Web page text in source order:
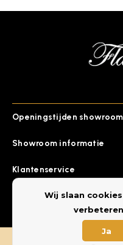
Showroom informatie
Openingstijden
Klantenservice
CategorieenWij slaan
Ja